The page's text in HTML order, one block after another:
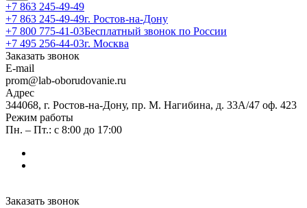
+7 863 245-49-49
+7 863 245-49-49г. Ростов-на-Дону
+7 800 775-41-03Бесплатный звонок по России
+7 495 256-44-03г. Москва
Заказать звонок
E-mail
prom@lab-oborudovanie.ru
Адрес
344068, г. Ростов-на-Дону, пр. М. Нагибина, д. 33А/47 оф. 423
Режим работы
Пн. – Пт.: с 8:00 до 17:00
Заказать звонок